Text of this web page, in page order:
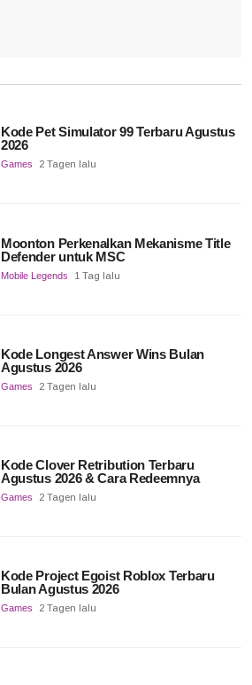
Kode Pet Simulator 99 Terbaru Agustus
2026
Games 2 Tagen lalu
Moonton Perkenalkan Mekanisme Title
Defender untuk MSC
Mobile Legends 1 Tag lalu
Kode Longest Answer Wins Bulan
Agustus 2026
Games 2 Tagen lalu
Kode Clover Retribution Terbaru
Agustus 2026 & Cara Redeemnya
Games 2 Tagen lalu
Kode Project Egoist Roblox Terbaru
Bulan Agustus 2026
Games 2 Tagen lalu